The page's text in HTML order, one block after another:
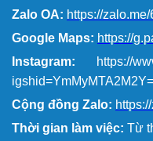
Zalo OA: https://
Google Maps: https://
Instagram:
https://
igshid=YmMyMTA2M2Y=
Cộng đồng Zalo:
Thời gian làm việc: Từ